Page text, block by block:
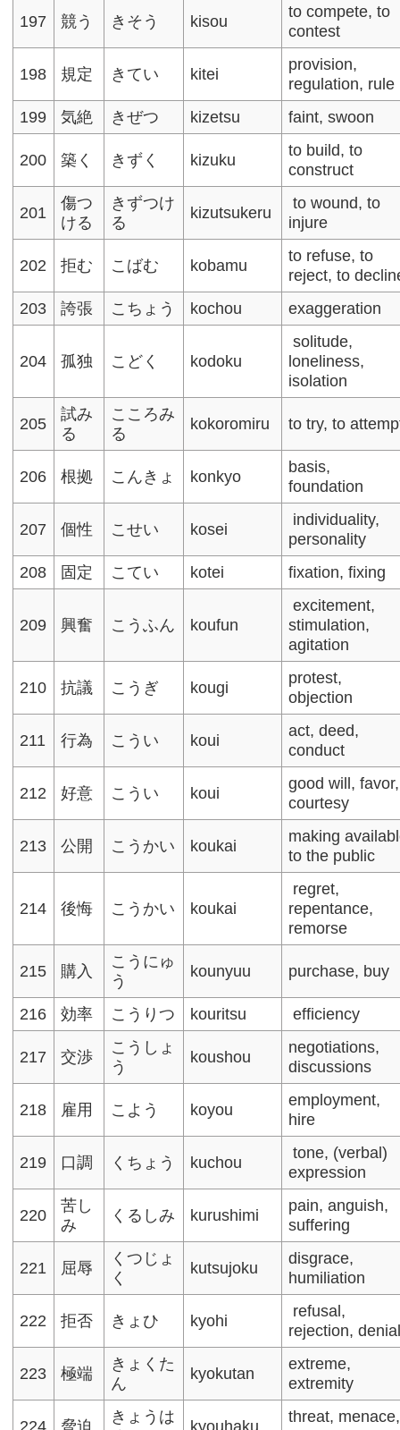
197 競う きそう kisou
to compete, to
contest
198 規定 きてい kitei
provision,
regulation, rule​
199
気絶 きぜつ kizetsu faint, swoon​
200 築く きずく kizuku
to build, to
construct
201
傷つ
ける
きずつけ
る
kizutsukeru
to wound, to
injure​
202 拒む こばむ kobamu
to refuse, to
reject, to
203
​誇張 こちょう kochou exaggeration
204 孤独 こどく kodoku
solitude,
loneliness,
isolation
205
試み
る
こころみ
る
kokoromiru to try, to
206 根拠 こんきょ konkyo
basis,
foundation​
207 個性 こせい kosei
individuality,
personality
208
固定 こてい kotei fixation, fixing
209 興奮 こうふん koufun
excitement,
stimulation,
agitation
210 抗議 こうぎ kougi
protest,
objection​
211 行為 こうい koui
act, deed,
conduct​
212 好意 こうい koui
good will, favor,
courtesy
213 公開 こうかい koukai
making
to the public
214 後悔 こうかい koukai
regret,
repentance,
remorse​
215 購入
こうにゅ
う
kounyuu purchase, buy​
216 効率 こうりつ kouritsu efficiency
217 交渉
こうしょ
う
koushou
negotiations,
discussions​
218 雇用 こよう koyou
employment,
hire​
219 口調 くちょう kuchou
tone, (verbal)
expression​
220
苦し
み
くるしみ kurushimi
pain, anguish,
suffering
221 屈辱
くつじょ
く
kutsujoku
disgrace,
humiliation​
222 拒否 きょひ kyohi
refusal,
rejection,
223 極端
きょくた
ん
kyokutan
extreme,
extremity​
きょうは
threat, menace,